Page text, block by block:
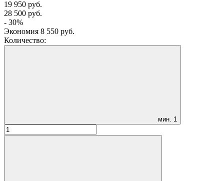
19 950 руб.
28 500 руб.
- 30%
Экономия 8 550 руб.
Количество:
мин. 1